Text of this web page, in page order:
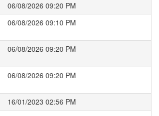
06/08/2026 09:20 PM
06/08/2026 09:10 PM
06/08/2026 09:20 PM
06/08/2026 09:20 PM
16/01/2023 02:56 PM